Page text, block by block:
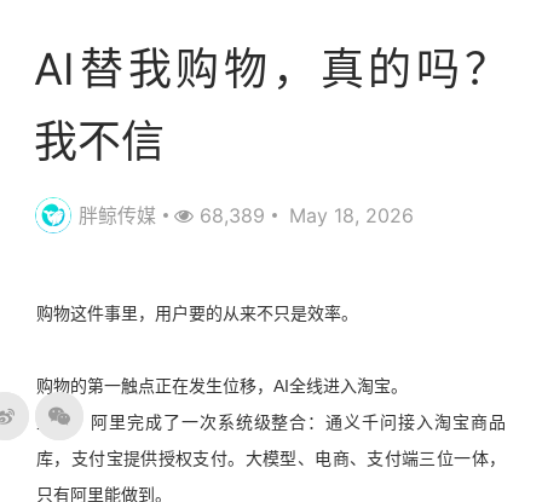
AI替我购物，真的吗？
我不信
胖鲸传媒 68,389 May 18, 2026
购物这件事里，用户要的从来不只是效率。
购物的第一触点正在发生位移，AI全线进入淘宝。
五月，阿里完成了一次系统级整合：通义千问接入淘宝商品
库，支付宝提供授权支付。大模型、电商、支付端三位一体，
只有阿里能做到。